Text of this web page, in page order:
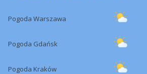
Pogoda Warszawa
Pogoda Gdańsk
Pogoda Kraków